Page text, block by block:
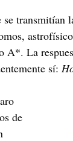
transmitían
A*. La
sí:
de